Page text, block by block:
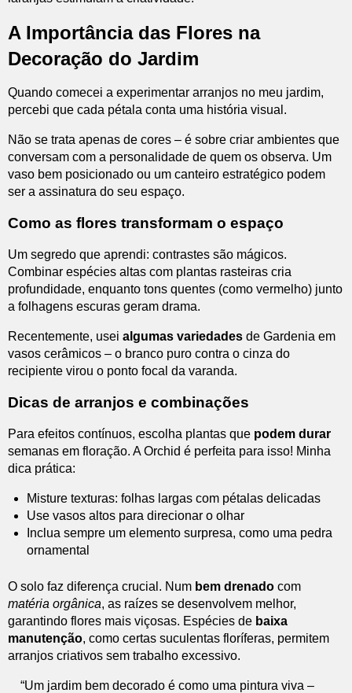
A Importância das Flores na
Decoração do Jardim
Quando comecei a experimentar arranjos no meu jardim,
percebi que cada pétala conta uma história visual.
Não se trata apenas de cores – é sobre criar ambientes que
conversam com a personalidade de quem os observa. Um
vaso bem posicionado ou um canteiro estratégico podem
ser a assinatura do seu espaço.
Como as flores transformam o espaço
Um segredo que aprendi: contrastes são mágicos.
Combinar espécies altas com plantas rasteiras cria
profundidade, enquanto tons quentes (como vermelho) junto
a folhagens escuras geram drama.
Recentemente, usei algumas variedades de Gardenia em
vasos cerâmicos – o branco puro contra o cinza do
recipiente virou o ponto focal da varanda.
Dicas de arranjos e combinações
Para efeitos contínuos, escolha plantas que podem durar
semanas em floração. A Orchid é perfeita para isso! Minha
dica prática:
Misture texturas: folhas largas com pétalas delicadas
Use vasos altos para direcionar o olhar
Inclua sempre um elemento surpresa, como uma pedra
ornamental
O solo faz diferença crucial. Num bem drenado com
matéria orgânica, as raízes se desenvolvem melhor,
garantindo flores mais viçosas. Espécies de baixa
manutenção, como certas suculentas floríferas, permitem
arranjos criativos sem trabalho excessivo.
“Um jardim bem decorado é como uma pintura viva –